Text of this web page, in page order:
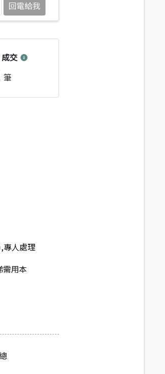
回電給我
成交
筆
專人處理
需用本